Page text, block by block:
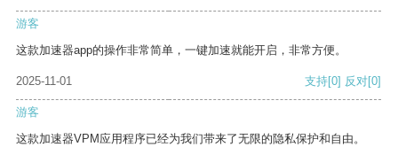
游客
这款加速器app的操作非常简单，一键加速就能开启，非常方便。
2025-11-01 支持[0] 反对[0]
游客
这款加速器VPM应用程序已经为我们带来了无限的隐私保护和自由。